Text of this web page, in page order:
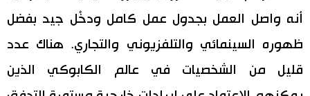
أنه واصل العمل بجدول عمل كامل ودخْل جيد بفضل
ظهوره السينمائي والتلفزيوني والتجاري. هناك عدد
قليل من الشخصيات في عالم الكابوكي الذين